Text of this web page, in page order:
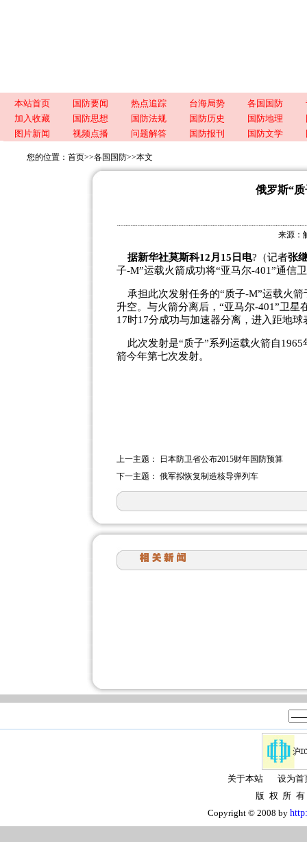
本站首页 国防要闻 热点追踪 台海局势 各国国防
加入收藏
国防思想 国防法规 国防历史 国防地理
图片新闻
视频点播 问题解答 国防报刊 国防文学
您的位置： 首页>>各国国防>>本文
俄罗斯“
来源：
据新华社莫斯科12月15日电?（记者张
子-M”运载火箭成功将“亚马尔-401”通信
承担此次发射任务的“质子-M”运载火
升空。与火箭分离后，“亚马尔-401”卫
17时17分成功与加速器分离，进入距地
此次发射是“质子”系列运载火箭自1965
箭今年第七次发射。
上一主题：
日本防卫省公布2015财年国防预算
下一主题： 俄军拟恢复制造核导弹列车